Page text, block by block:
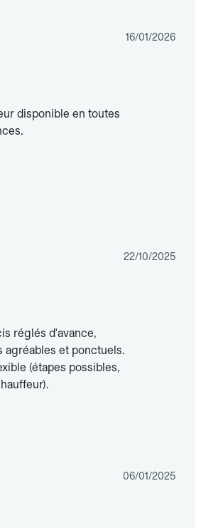
16/01/2026
disponible en toutes
22/10/2025
réglés d'avance,
agréables et ponctuels.
(étapes possibles,
06/01/2025